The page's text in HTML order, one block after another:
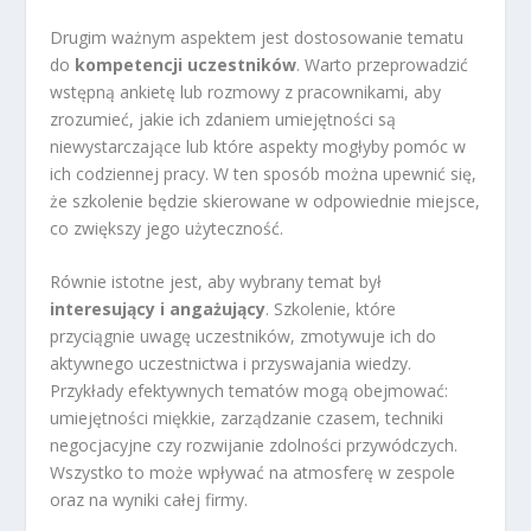
Drugim ważnym aspektem jest dostosowanie tematu
do kompetencji uczestników. Warto przeprowadzić
wstępną ankietę lub rozmowy z pracownikami, aby
zrozumieć, jakie ich zdaniem umiejętności są
niewystarczające lub które aspekty mogłyby pomóc w
ich codziennej pracy. W ten sposób można upewnić się,
że szkolenie będzie skierowane w odpowiednie miejsce,
co zwiększy jego użyteczność.
Równie istotne jest, aby wybrany temat był
interesujący i angażujący. Szkolenie, które
przyciągnie uwagę uczestników, zmotywuje ich do
aktywnego uczestnictwa i przyswajania wiedzy.
Przykłady efektywnych tematów mogą obejmować:
umiejętności miękkie, zarządzanie czasem, techniki
negocjacyjne czy rozwijanie zdolności przywódczych.
Wszystko to może wpływać na atmosferę w zespole
oraz na wyniki całej firmy.